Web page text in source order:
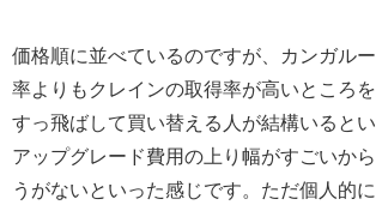
価格順に並べているのですが、カンガル
率よりもクレインの取得率が高いところ
すっ飛ばして買い替える人が結構いるとい
アップグレード費用の上り幅がすごいか
うがないといった感じです。ただ個人的